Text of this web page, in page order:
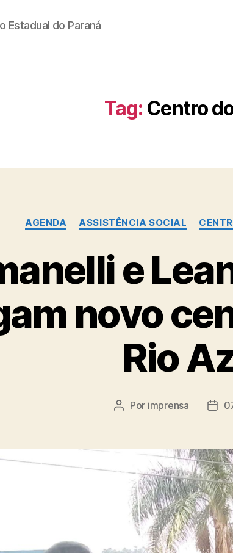
Estadual do Paraná
Tag: Centro
AGENDA ASSISTÊNCIA SOCIAL
e
novo
Rio
Autor
Por imprensa
Data